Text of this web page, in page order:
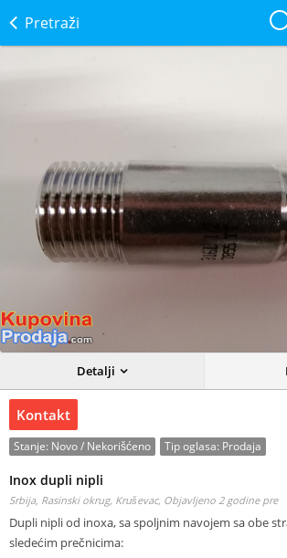
Pretraži
Detalji
Kontakt
Stanje: Novo / Nekorišćeno Tip oglasa: Prodaja
Inox dupli nipli
Srbija, Rasinski okrug, Kruševac, Objavljeno 2 godine pre
Dupli nipli od inoxa, sa spoljnim navojem sa obe
sledećim prečnicima: